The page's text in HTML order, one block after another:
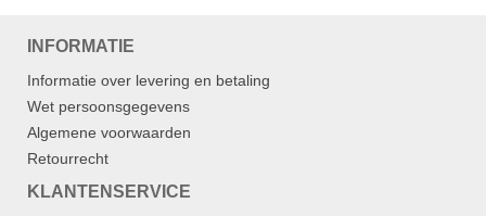
INFORMATIE
Informatie over levering en betaling
Wet persoonsgegevens
Algemene voorwaarden
Retourrecht
KLANTENSERVICE